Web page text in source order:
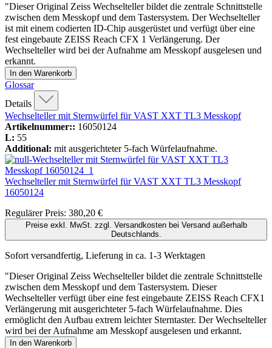
"Dieser Original Zeiss Wechselteller bildet die zentrale Schnittstelle
zwischen dem Messkopf und dem Tastersystem. Der Wechselteller
ist mit einem codierten ID-Chip ausgerüstet und verfügt über eine
fest eingebaute ZEISS Reach CFX 1 Verlängerung. Der
Wechselteller wird bei der Aufnahme am Messkopf ausgelesen und
erkannt.
In den Warenkorb
Glossar
Details
Wechselteller mit Sternwürfel für VAST XXT TL3 Messkopf
Artikelnummer:: 16050124
L: 55
Additional: mit ausgerichteter 5-fach Würfelaufnahme.
Wechselteller mit Sternwürfel für VAST XXT TL3 Messkopf
16050124
Regulärer Preis: 380,20 €
Preise exkl. MwSt. zzgl. Versandkosten bei Versand außerhalb
Deutschlands.
Sofort versandfertig, Lieferung in ca. 1-3 Werktagen
"Dieser Original Zeiss Wechselteller bildet die zentrale Schnittstelle
zwischen dem Messkopf und dem Tastersystem. Dieser
Wechselteller verfügt über eine fest eingebaute ZEISS Reach CFX1
Verlängerung mit ausgerichteter 5-fach Würfelaufnahme. Dies
ermöglicht den Aufbau extrem leichter Sterntaster. Der Wechselteller
wird bei der Aufnahme am Messkopf ausgelesen und erkannt.
In den Warenkorb